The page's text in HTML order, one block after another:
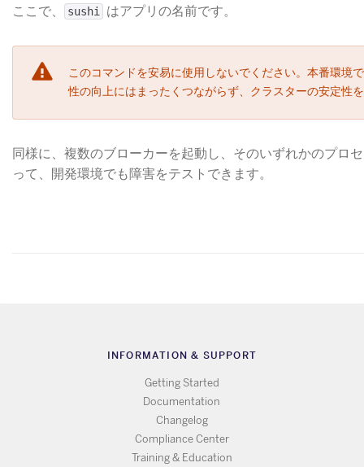
ここで、 sushi ​ はアプリの名前です。
このコマンドを安易に使用しないでください。本番環境
性の向上にはまったくつながらず、クラスターの安定性
同様に、複数のブローカーを起動し、そのいずれかのプロ
って、開発環境でも障害をテストできます。
INFORMATION & SUPPORT
Getting Started
Documentation
Changelog
Compliance Center
Training & Education